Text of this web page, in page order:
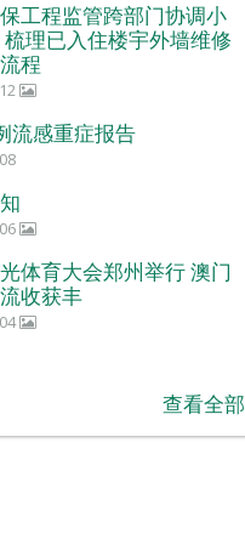
工程监管跨部门协调小
理已入住楼宇外墙维修
程
流感重症报告
体育大会郑州举行 澳门
收获丰
查看全部